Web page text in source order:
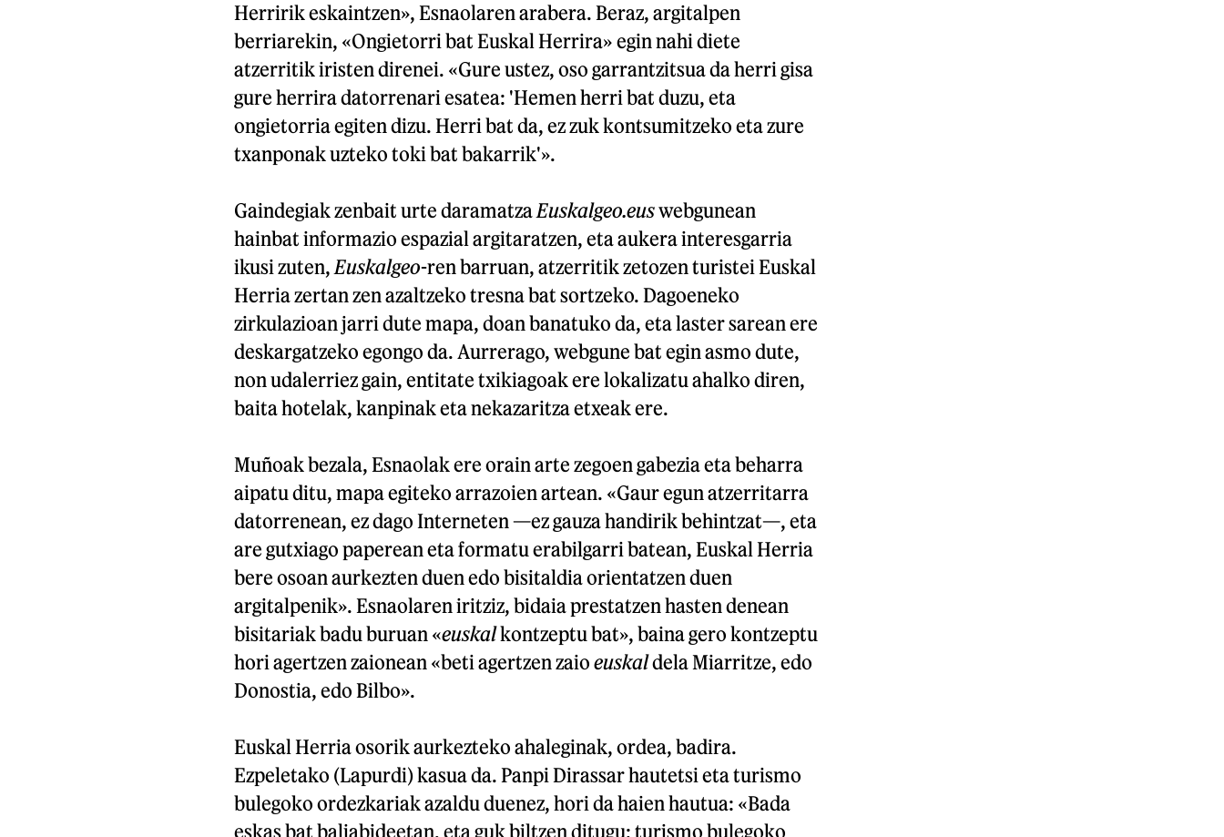
Herririk eskaintzen», Esnaolaren arabera. Beraz, argitalpen
berriarekin, «Ongietorri bat Euskal Herrira» egin nahi diete
atzerritik iristen direnei. «Gure ustez, oso garrantzitsua da herri gisa
gure herrira datorrenari esatea: 'Hemen herri bat duzu, eta
ongietorria egiten dizu. Herri bat da, ez zuk kontsumitzeko eta zure
txanponak uzteko toki bat bakarrik'».
Gaindegiak zenbait urte daramatza Euskalgeo.euswebgunean
hainbat informazio espazial argitaratzen, eta aukera interesgarria
ikusi zuten, Euskalgeo-ren barruan, atzerritik zetozen turistei Euskal
Herria zertan zen azaltzeko tresna bat sortzeko. Dagoeneko
zirkulazioan jarri dute mapa, doan banatuko da, eta laster sarean ere
deskargatzeko egongo da. Aurrerago, webgune bat egin asmo dute,
non udalerriez gain, entitate txikiagoak ere lokalizatu ahalko diren,
baita hotelak, kanpinak eta nekazaritza etxeak ere.
Muñoak bezala, Esnaolak ere orain arte zegoen gabezia eta beharra
aipatu ditu, mapa egiteko arrazoien artean. «Gaur egun atzerritarra
datorrenean, ez dago Interneten —ez gauza handirik behintzat—, eta
are gutxiago paperean eta formatu erabilgarri batean, Euskal Herria
bere osoan aurkezten duen edo bisitaldia orientatzen duen
argitalpenik». Esnaolaren iritziz, bidaia prestatzen hasten denean
bisitariak badu buruan «euskalkontzeptu bat», baina gero kontzeptu
hori agertzen zaionean «beti agertzen zaio euskaldela Miarritze, edo
Donostia, edo Bilbo».
Euskal Herria osorik aurkezteko ahaleginak, ordea, badira.
Ezpeletako (Lapurdi) kasua da. Panpi Dirassar hautetsi eta turismo
bulegoko ordezkariak azaldu duenez, hori da haien hautua: «Bada
eskas bat baliabideetan, eta guk biltzen ditugu; turismo bulegoko